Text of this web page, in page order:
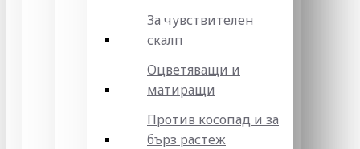
За чувствителен
скалп
Оцветяващи и
матиращи
Против косопад и за
бърз растеж